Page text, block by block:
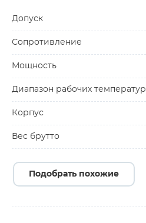
Допуск
Сопротивление
Мощность
Диапазон рабочих температур
Корпус
Вес брутто
Подобрать похожие